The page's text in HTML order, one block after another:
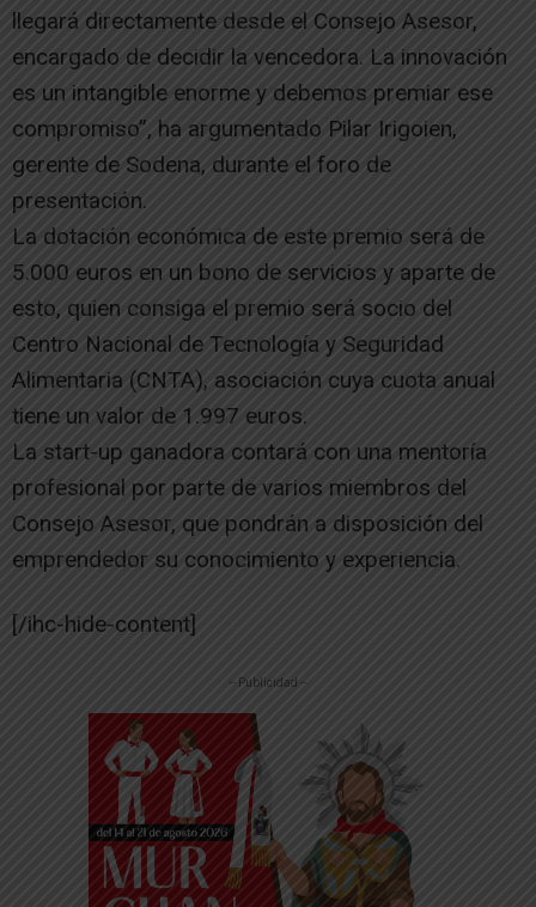
llegará directamente desde el Consejo Asesor,
encargado de decidir la vencedora. La innovación
es un intangible enorme y debemos premiar ese
compromiso”, ha argumentado Pilar Irigoien,
gerente de Sodena, durante el foro de
presentación.
La dotación económica de este premio será de
5.000 euros en un bono de servicios y aparte de
esto, quien consiga el premio será socio del
Centro Nacional de Tecnología y Seguridad
Alimentaria (CNTA), asociación cuya cuota anual
tiene un valor de 1.997 euros.
La start-up ganadora contará con una mentoría
profesional por parte de varios miembros del
Consejo Asesor, que pondrán a disposición del
emprendedor su conocimiento y experiencia.
[/ihc-hide-content]
-- Publicidad --